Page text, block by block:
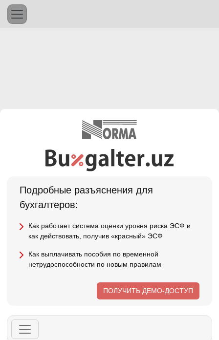
Подробные разъяснения для
бухгалтеров:
Как работает система оценки уровня риска ЭСФ и
как действовать, получив «красный» ЭСФ
Как выплачивать пособия по временной
нетрудоспособности по новым правилам
ПОЛУЧИТЬ ДЕМО-ДОСТУП